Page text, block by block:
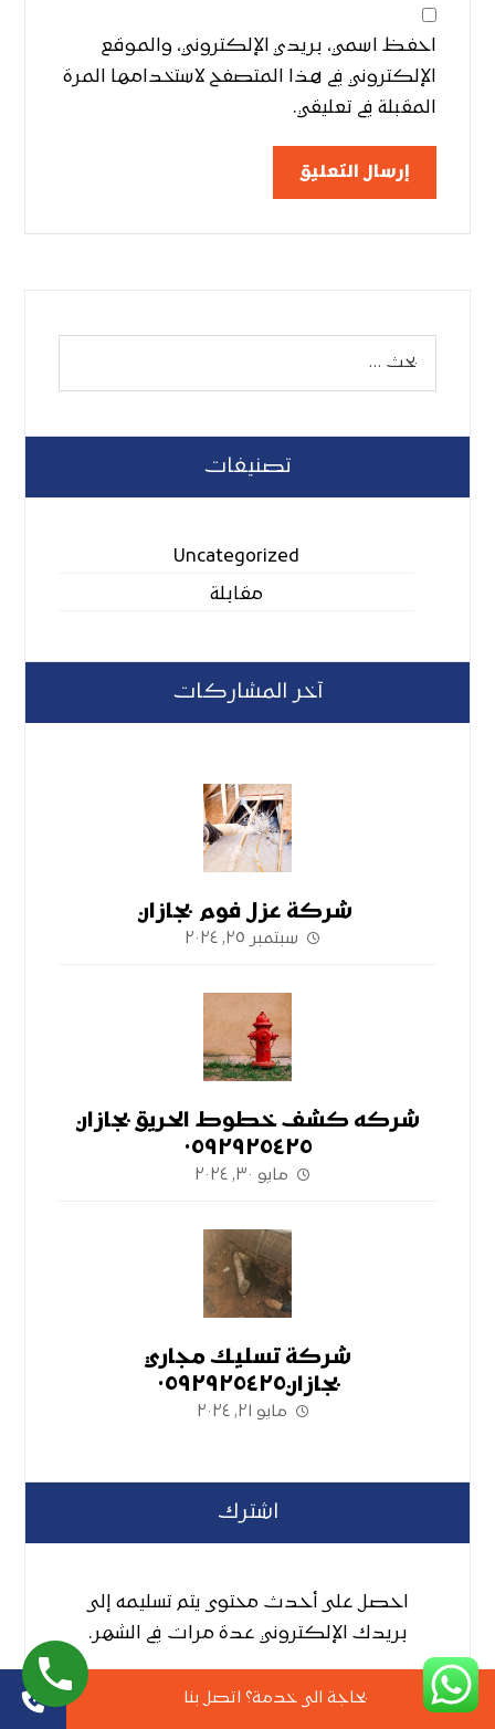
احفظ اسمي، بريدي الإلكتروني، والموقع
الإلكتروني في هذا المتصفح لاستخدامها المرة
المقبلة في تعليقي.
إرسال التعليق
تصنيفات
Uncategorized
مقابلة
آخر المشاركات
شركة عزل فوم بجازان
سبتمبر ٢٥, ٢٠٢٤
شركه كشف خطوط الحريق بجازان
٠٥٩٢٩٢٥٤٢٥
مايو ٣٠, ٢٠٢٤
شركة تسليك مجاري
بجازان٠٥٩٢٩٢٥٤٢٥
مايو ٢١, ٢٠٢٤
اشترك
احصل على أحدث محتوى يتم تسليمه إلى
بريدك الإلكتروني عدة مرات في الشهر.
بحاجة الى خدمة؟ اتصل بنا